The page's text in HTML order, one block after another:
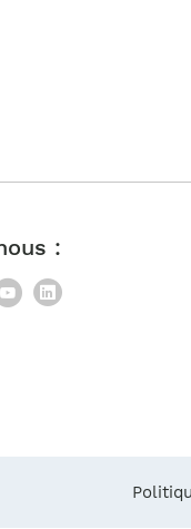
:
YouTube
LinkedIn